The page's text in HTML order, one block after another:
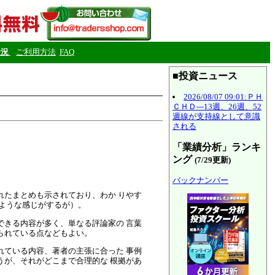
ご利用方法 FAQ
まとめも示されており、わか りやす
な感じがするが）。
る内容が多く、単なる評論家の 言葉
ている点などもよい。
いる内容、著者の主張に合った 事例
、それがどこまで合理的な 根拠があ
■投資ニュース
2026/08/07 09:01:ＰＨ
ＣＨＤ---13週、26週、52
週線が支持線として意識
される
「業績分析」ランキ
ング (7/29更新)
バックナンバー